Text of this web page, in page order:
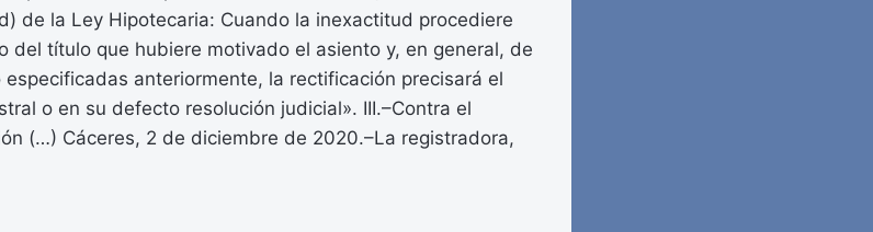
de la Ley Hipotecaria: Cuando la inexactitud procediere
del título que hubiere motivado el asiento y, en general, de
anteriormente, la rectificación precisará el
o en su defecto resolución judicial». III.–Contra el
(…) Cáceres, 2 de diciembre de 2020.–La registradora,